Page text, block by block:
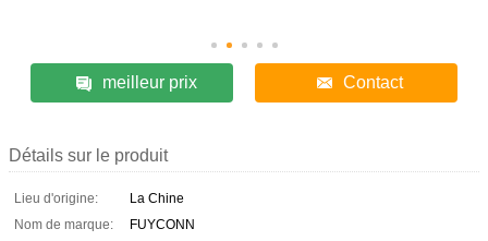
meilleur prix Contact
Détails sur le produit
Lieu d'origine:
La Chine
Nom de marque:
FUYCONN